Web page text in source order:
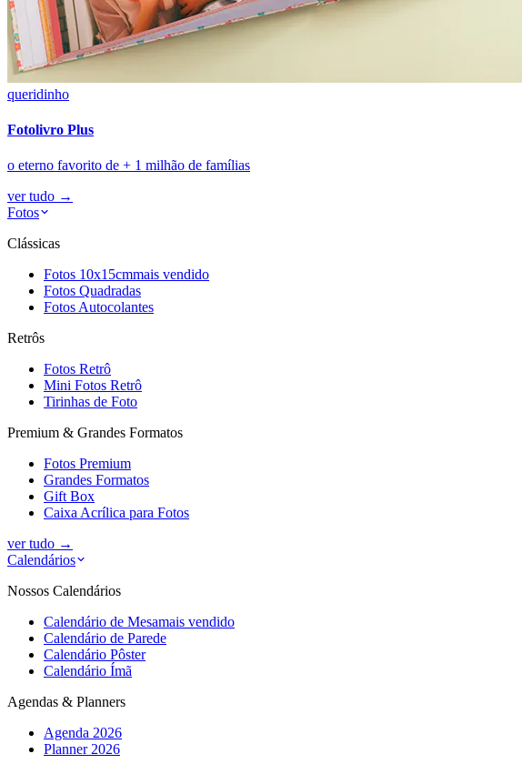
queridinho
Fotolivro Plus
o eterno favorito de + 1 milhão de famílias
ver tudo →
Fotos
Clássicas
Fotos 10x15cmmais vendido
Fotos Quadradas
Fotos Autocolantes
Retrôs
Fotos Retrô
Mini Fotos Retrô
Tirinhas de Foto
Premium & Grandes Formatos
Fotos Premium
Grandes Formatos
Gift Box
Caixa Acrílica para Fotos
ver tudo →
Calendários
Nossos Calendários
Calendário de Mesamais vendido
Calendário de Parede
Calendário Pôster
Calendário Ímã
Agendas & Planners
Agenda 2026
Planner 2026